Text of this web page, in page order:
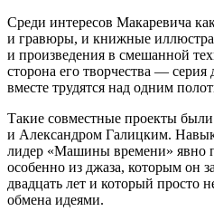
Среди интересов Макаревича
и гравюры, и книжные
и произведения в смешанной
сторона его творчества — серия
вместе трудятся над одним
Такие совместные проекты
и Александром Галицким. Навык
лидер «Машины времени» явно
особенно из джаза, которым он
двадцать лет и который просто
обмена идеями.